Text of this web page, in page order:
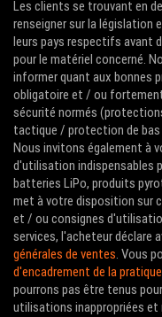
Les clients se trouvant en
renseigner sur la législation
leurs pays respectifs avant
pour le matériel concerné.
informer quant aux bonnes
obligatoire et / ou
sécurité normés
tactique / protection de
Nous invitons également à
d'utilisation indispensables
batteries LiPo, produits
met à votre disposition sur
et / ou consignes
services, l'acheteur déclare
générales de ventes. Vous
d'encadrement de la
pourrons pas être tenus
utilisations inappropriées et